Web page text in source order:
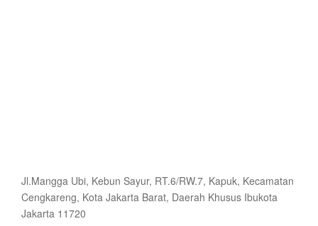
Jl.Mangga Ubi, Kebun Sayur, RT.6/RW.7, Kapuk, Kecamatan
Cengkareng, Kota Jakarta Barat, Daerah Khusus Ibukota
Jakarta 11720